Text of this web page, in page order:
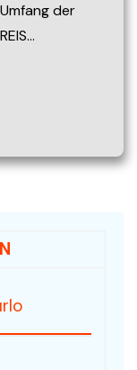
der